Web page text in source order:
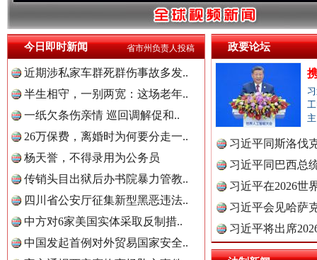
今日即时新闻
近期涉私家车群死群伤事故多发..
半生相守，一别两宽：这场老年..
一纸欠条伤亲情 巡回调解促和..
26万保费，离婚时为何要分走一..
杨天誉，不得录用为公务员
传销头目出狱后办书院暴力管教..
四川省公安厅征集新型黑恶违法..
中方对6家美国实体采取反制措..
中国发起首例对外贸易国家安全..
省市州负责人投稿 政要论坛
习近平同斯洛伐
习近平同巴西总
习近平在2026世
理高级..
习近平会见哈萨
习近平将出席
球治理..
红船起航处 潮起向未来 广州首